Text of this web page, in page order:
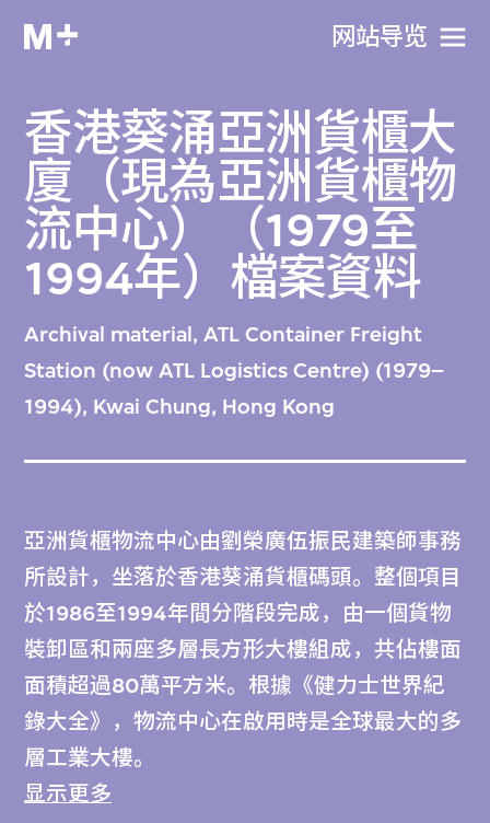
网站导览
香港葵涌亞洲貨櫃大
廈（現為亞洲貨櫃物
流中心）（1979至
1994年）檔案資料
Archival material, ATL Container Freight
Station (now ATL Logistics Centre) (1979–
1994), Kwai Chung, Hong Kong
亞洲貨櫃物流中心由劉榮廣伍振民建築師事務
所設計，坐落於香港葵涌貨櫃碼頭。整個項目
於1986至1994年間分階段完成，由一個貨物
裝卸區和兩座多層長方形大樓組成，共佔樓面
面積超過80萬平方米。根據《健力士世界紀
錄大全》，物流中心在啟用時是全球最大的多
層工業大樓。
显示更多